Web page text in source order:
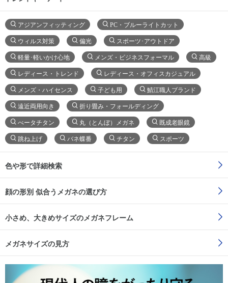
アジアンフィッティング PC・ブルーライトカット
ウィルス対策 偏光 スポーツ･アウトドア
軽量･軽いかけ心地 メンズ・ビジネスフォーマル 高級
レディース・トレンド レディース・オフィスカジュアル
メンズ・ハイセンス 子ども用 鯖江職人ブランド
遠近両用向き 折り畳み・フォールディング
べータチタン 丸（とんぼ）メガネ 既成老眼鏡
跳ね上げ バネ蝶番 チタン スポーツ
色や形で詳細検索
顔の形別 似合うメガネの選び方
小さめ、大きめサイズのメガネフレーム
メガネサイズの見方